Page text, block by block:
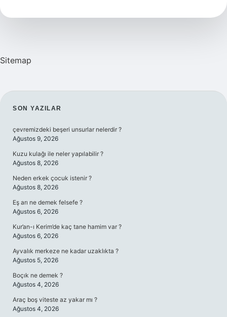
Kişide
Sitemap
SIDEBAR
SON YAZILAR
çevremizdeki beşeri unsurlar nelerdir ?
Ağustos 9, 2026
Kuzu kulağı ile neler yapılabilir ?
Ağustos 8, 2026
Neden erkek çocuk istenir ?
Ağustos 8, 2026
Eş arı ne demek felsefe ?
Ağustos 6, 2026
Kur’an-ı Kerim’de kaç tane hamim var ?
Ağustos 6, 2026
Ayvalık merkeze ne kadar uzaklıkta ?
Ağustos 5, 2026
Boçık ne demek ?
Ağustos 4, 2026
Araç boş viteste az yakar mı ?
Ağustos 4, 2026